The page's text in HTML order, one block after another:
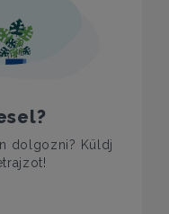
dolgozni? Küldj